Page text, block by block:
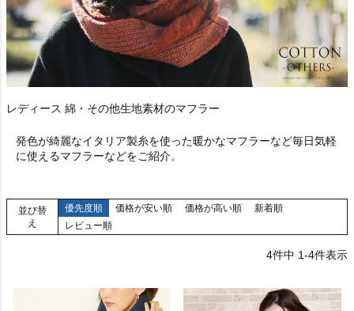
レディース 綿・その他生地素材のマフラー
発色が綺麗なイタリア製糸を使った暖かなマフラーなど毎日気軽
に使えるマフラーなどをご紹介。
並び替
え
優先度順 価格が安い順 価格が高い順
新着順
レビュー順
4件中 1-4件表示